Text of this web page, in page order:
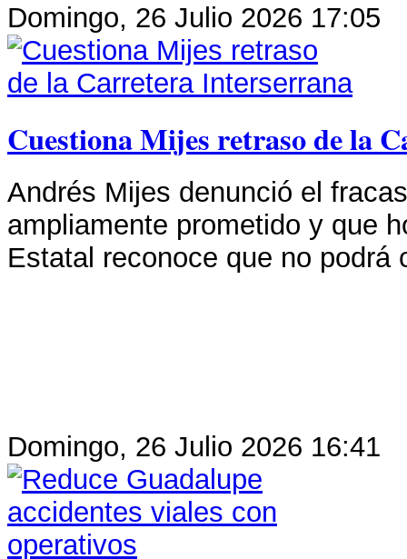
Domingo, 26 Julio 2026 17:05
Cuestiona Mijes retraso de la
Andrés Mijes denunció el
ampliamente prometido y que
Estatal reconoce que no podrá
Domingo, 26 Julio 2026 16:41